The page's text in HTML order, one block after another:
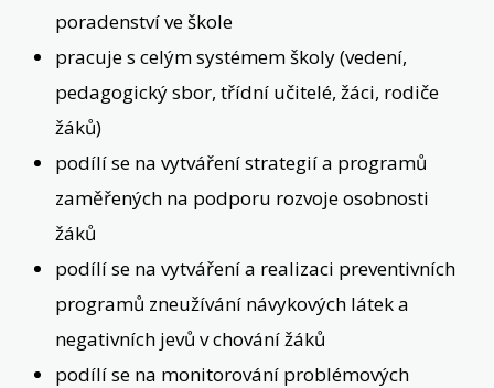
poradenství ve škole
pracuje s celým systémem školy (vedení,
pedagogický sbor, třídní učitelé, žáci, rodiče
žáků)
podílí se na vytváření strategií a programů
zaměřených na podporu rozvoje osobnosti
žáků
podílí se na vytváření a realizaci preventivních
programů zneužívání návykových látek a
negativních jevů v chování žáků
podílí se na monitorování problémových